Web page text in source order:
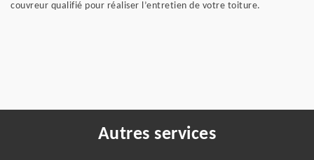
couvreur qualifié pour réaliser l’entretien de votre toiture.
Autres services